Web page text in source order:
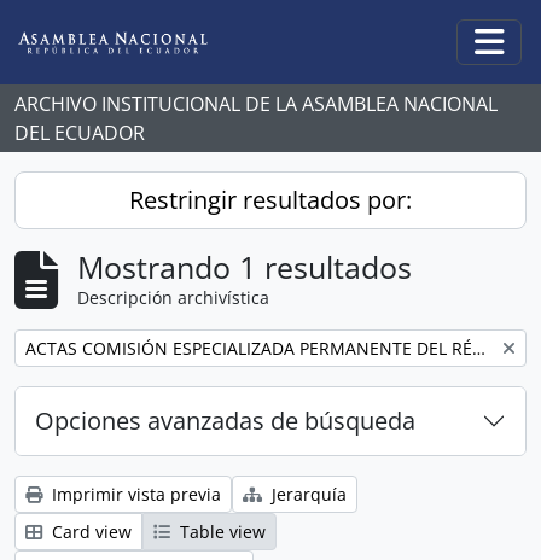
ARCHIVO INSTITUCIONAL DE LA ASAMBLEA NACIONAL
DEL ECUADOR
Restringir resultados por:
Mostrando 1 resultados
Descripción archivística
Remove filter: ACTAS COMISIÓN ESPECIALIZADA PERMANENTE DEL RÉGIMEN ECONÓMICO Y TRIBUTARIO Y SU REGULACIÓN Y CONTROL
Opciones avanzadas de búsqueda
Imprimir vista previa
Jerarquía
Card view
Table view